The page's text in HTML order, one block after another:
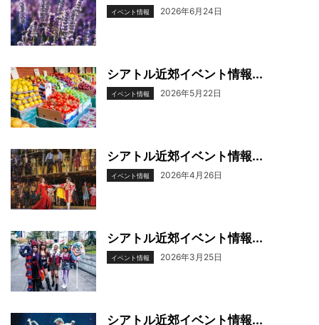
イベント情報 2026年6月24日
シアトル近郊イベント情報...
イベント情報 2026年5月22日
シアトル近郊イベント情報...
イベント情報 2026年4月26日
シアトル近郊イベント情報...
イベント情報 2026年3月25日
シアトル近郊イベント情報...